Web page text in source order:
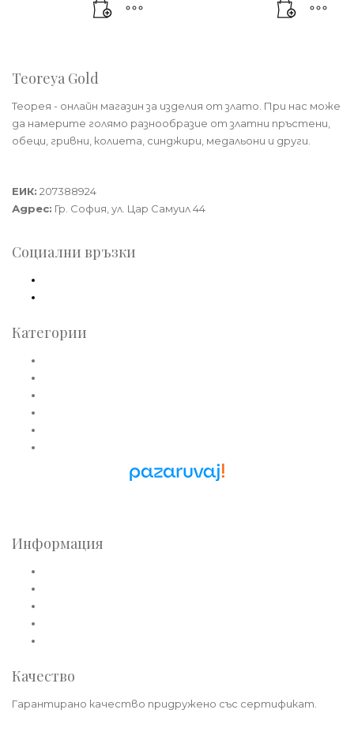
Teoreya Gold
Теорея - онлайн магазин за изделия от злато. При нас може
да намерите голямо разнообразие от златни пръстени,
обеци, гривни, колиета, синджири, медальони и други.
ЕИК: 207388924
Адрес: Гр. София, ул. Цар Самуил 44
Социални връзки
Категории
Информация
Качество
Гарантирано качество придружено със сертификат.